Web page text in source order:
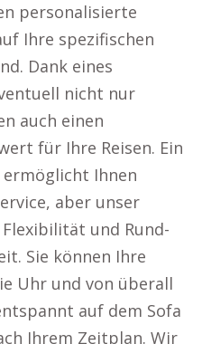
personalisierte
Ihre spezifischen
Dank eines
nicht nur
auch einen
für Ihre Reisen. Ein
Ihnen
aber unser
und Rund-
Sie können Ihre
Uhr und von überall
auf dem Sofa
Ihrem Zeitplan. Wir